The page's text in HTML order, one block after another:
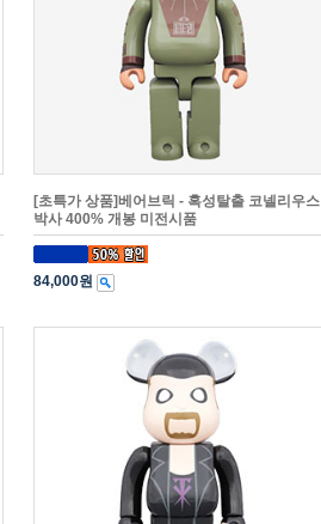
[초특가 상품]베어브릭 - 혹성탈출 코넬리우스
박사 400% 개봉 미전시품
84,000원